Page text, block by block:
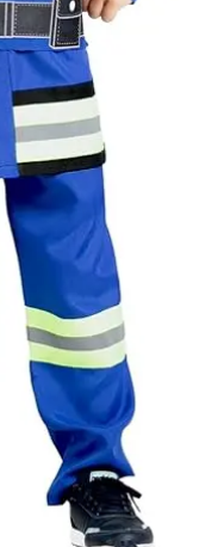
Tájékoztatjuk
kedves
vásárlóinkat,
a jelmezek nem
tartalmazzák a
kiegészítőket,
például harisnya,
ékszer, cipő,
paróka, kesztyű,
kardok, kemény
kalapok,
varázspálca,
seprű, szakáll,
bajusz, műanyag
korona, esernyő,
vasvilla, stb.
Amennyiben a
képen több
termék szerepel,
az ár minden
esetben egy
termékre
vonatkozik!